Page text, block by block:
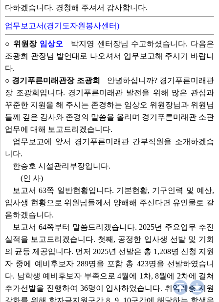
다하겠습니다. 경청해 주셔서 감사합니다.
업무보고서(경기도자원봉사센터)
○ 위원장 임상오
박지영 센터장님 수고하셨습니다. 다음은
조광희 관장님 발언대로 나오셔서 업무보고해 주시기 바랍니
다.
○ 경기푸른미래관장 조광희
안녕하십니까? 경기푸른미래관
장 조광희입니다. 경기푸른미래관 발전을 위해 많은 관심과
꾸준한 지원을 해 주시는 존경하는 임상오 위원장님과 위원님
들께 깊은 감사와 존경의 말씀을 올리며 경기푸른미래관 소관
업무에 대해 보고드리겠습니다.
업무보고에 앞서 경기푸른미래관 간부직원을 소개하겠습
니다.
한승호 시설관리부장입니다.
(인 사)
보고서 63쪽 일반현황입니다. 기본현황, 기구인력 및 예산,
입사생 현황으로 위원님들께서 양해해 주신다면 유인물로 갈
음하겠습니다.
보고서 64쪽부터 말씀드리겠습니다. 2025년 주요업무 추진
실적을 보고드리겠습니다. 첫째, 공정한 입사생 선발 및 기회
의 균등 제공입니다. 먼저 2025년 선발은 총 1,208명 신청 지원
자 중에 예비후보자 289명을 포함 총 423명을 선발하였습니
다. 남학생 예비후보자 부족으로 4월에 1차, 8월에 2차에 걸쳐
추가선발을 진행하여 36명이 입사하였습니다. 취약계층 지원
강화를 위해 학자금지원구간 8, 9, 10구간에 해당하는 학생은